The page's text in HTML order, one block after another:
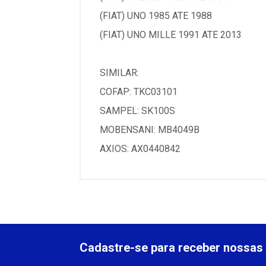
(FIAT) UNO 1985 ATE 1988
(FIAT) UNO MILLE 1991 ATE 2013
SIMILAR:
COFAP: TKC03101
SAMPEL: SK100S
MOBENSANI: MB4049B
AXIOS: AX0440842
Cadastre-se para receber